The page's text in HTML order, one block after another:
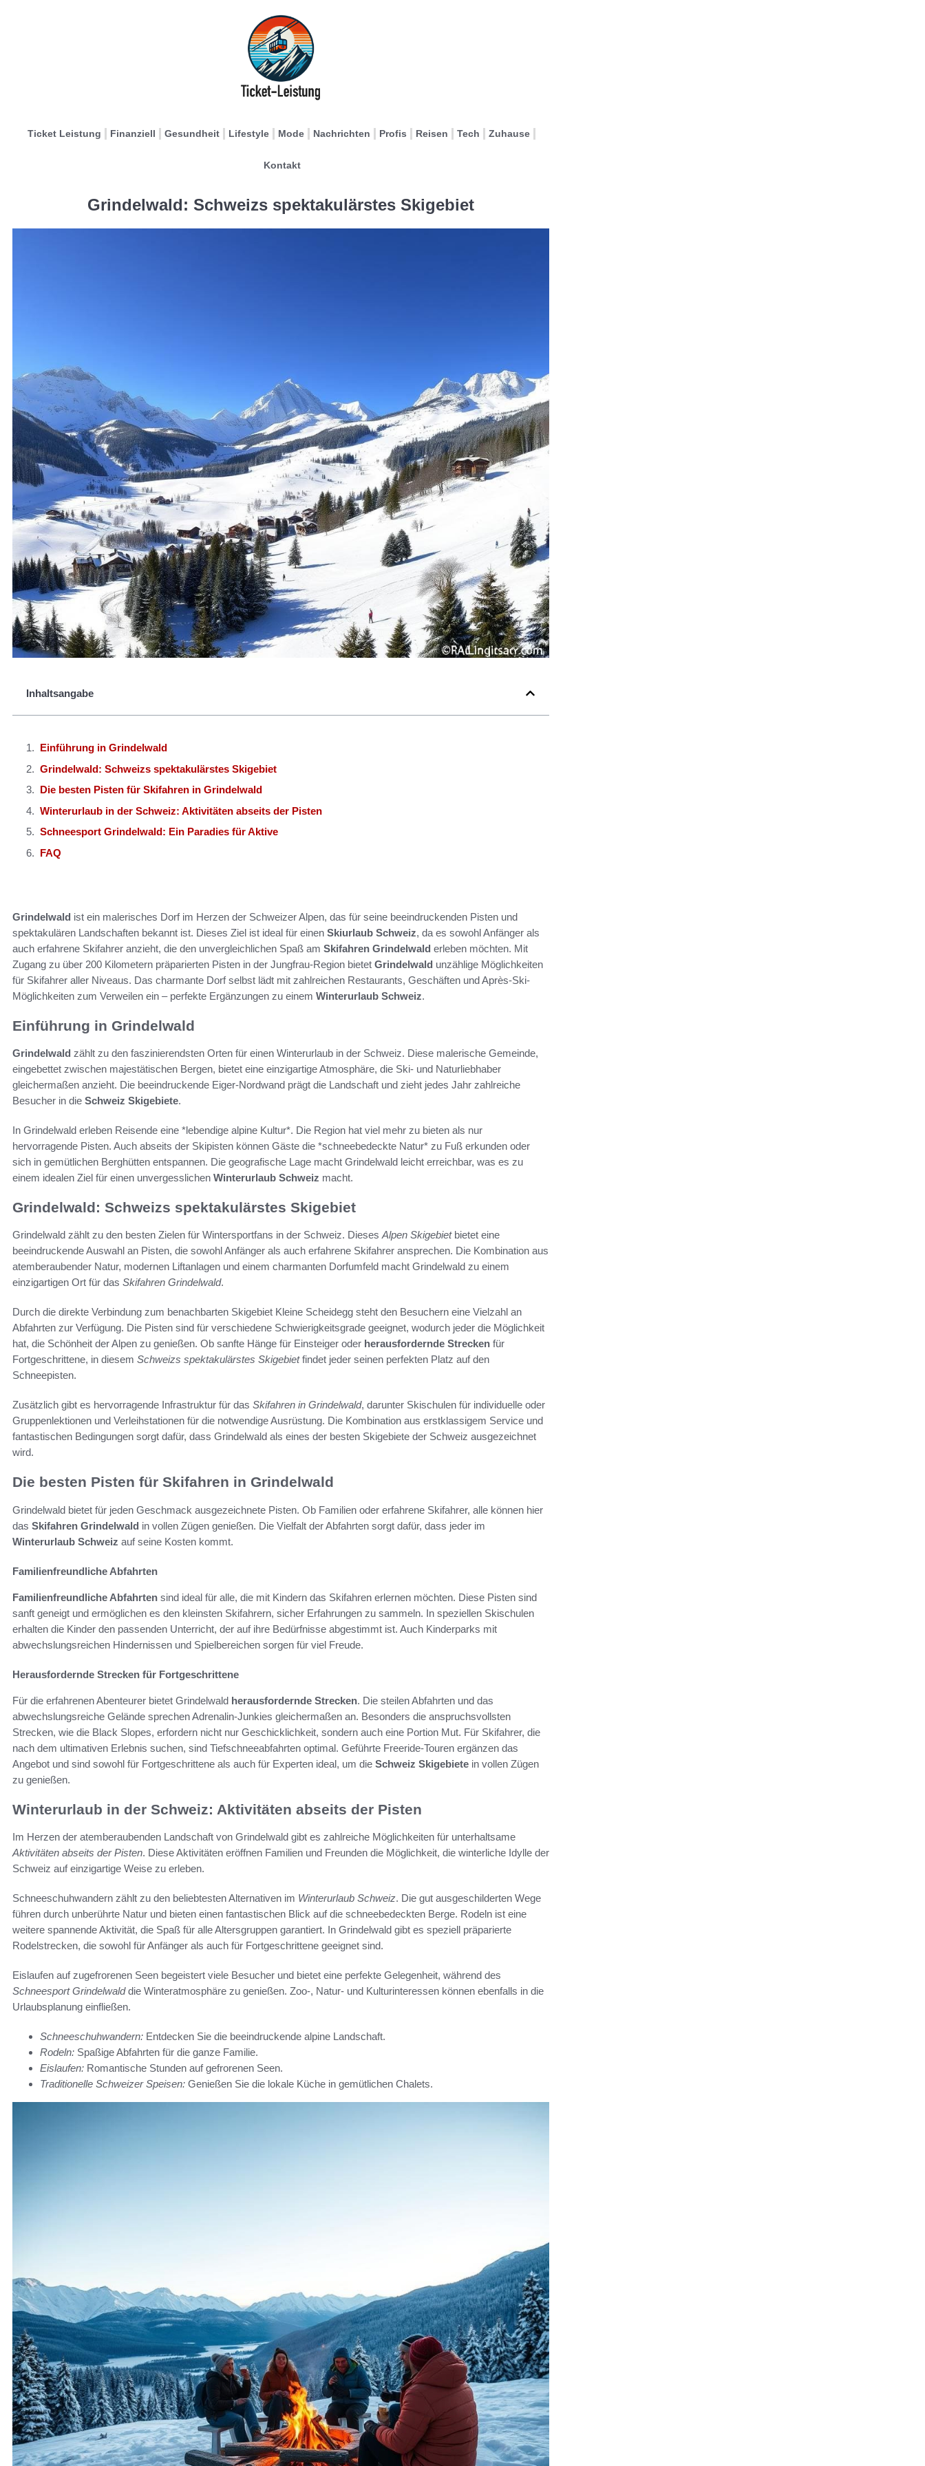
Ticket Leistung Finanziell Gesundheit Lifestyle Mode Nachrichten Profis Reisen Tech Zuhause
Kontakt
Grindelwald: Schweizs spektakulärstes Skigebiet
Inhaltsangabe
Einführung in Grindelwald
Grindelwald: Schweizs spektakulärstes Skigebiet
Die besten Pisten für Skifahren in Grindelwald
Winterurlaub in der Schweiz: Aktivitäten abseits der Pisten
Schneesport Grindelwald: Ein Paradies für Aktive
FAQ
Grindelwald ist ein malerisches Dorf im Herzen der Schweizer Alpen, das für seine beeindruckenden Pisten und
spektakulären Landschaften bekannt ist. Dieses Ziel ist ideal für einen Skiurlaub Schweiz, da es sowohl Anfänger als
auch erfahrene Skifahrer anzieht, die den unvergleichlichen Spaß am Skifahren Grindelwald erleben möchten. Mit
Zugang zu über 200 Kilometern präparierten Pisten in der Jungfrau-Region bietet Grindelwald unzählige Möglichkeiten
für Skifahrer aller Niveaus. Das charmante Dorf selbst lädt mit zahlreichen Restaurants, Geschäften und Après-Ski-
Möglichkeiten zum Verweilen ein – perfekte Ergänzungen zu einem Winterurlaub Schweiz.
Einführung in Grindelwald
Grindelwald zählt zu den faszinierendsten Orten für einen Winterurlaub in der Schweiz. Diese malerische Gemeinde,
eingebettet zwischen majestätischen Bergen, bietet eine einzigartige Atmosphäre, die Ski- und Naturliebhaber
gleichermaßen anzieht. Die beeindruckende Eiger-Nordwand prägt die Landschaft und zieht jedes Jahr zahlreiche
Besucher in die Schweiz Skigebiete.
In Grindelwald erleben Reisende eine *lebendige alpine Kultur*. Die Region hat viel mehr zu bieten als nur
hervorragende Pisten. Auch abseits der Skipisten können Gäste die *schneebedeckte Natur* zu Fuß erkunden oder
sich in gemütlichen Berghütten entspannen. Die geografische Lage macht Grindelwald leicht erreichbar, was es zu
einem idealen Ziel für einen unvergesslichen Winterurlaub Schweiz macht.
Grindelwald: Schweizs spektakulärstes Skigebiet
Grindelwald zählt zu den besten Zielen für Wintersportfans in der Schweiz. Dieses Alpen Skigebietbietet eine
beeindruckende Auswahl an Pisten, die sowohl Anfänger als auch erfahrene Skifahrer ansprechen. Die Kombination aus
atemberaubender Natur, modernen Liftanlagen und einem charmanten Dorfumfeld macht Grindelwald zu einem
einzigartigen Ort für das Skifahren Grindelwald.
Durch die direkte Verbindung zum benachbarten Skigebiet Kleine Scheidegg steht den Besuchern eine Vielzahl an
Abfahrten zur Verfügung. Die Pisten sind für verschiedene Schwierigkeitsgrade geeignet, wodurch jeder die Möglichkeit
hat, die Schönheit der Alpen zu genießen. Ob sanfte Hänge für Einsteiger oder herausfordernde Strecken für
Fortgeschrittene, in diesem Schweizs spektakulärstes Skigebietfindet jeder seinen perfekten Platz auf den
Schneepisten.
Zusätzlich gibt es hervorragende Infrastruktur für das Skifahren in Grindelwald, darunter Skischulen für individuelle oder
Gruppenlektionen und Verleihstationen für die notwendige Ausrüstung. Die Kombination aus erstklassigem Service und
fantastischen Bedingungen sorgt dafür, dass Grindelwald als eines der besten Skigebiete der Schweiz ausgezeichnet
wird.
Die besten Pisten für Skifahren in Grindelwald
Grindelwald bietet für jeden Geschmack ausgezeichnete Pisten. Ob Familien oder erfahrene Skifahrer, alle können hier
das Skifahren Grindelwald in vollen Zügen genießen. Die Vielfalt der Abfahrten sorgt dafür, dass jeder im
Winterurlaub Schweiz auf seine Kosten kommt.
Familienfreundliche Abfahrten
Familienfreundliche Abfahrten sind ideal für alle, die mit Kindern das Skifahren erlernen möchten. Diese Pisten sind
sanft geneigt und ermöglichen es den kleinsten Skifahrern, sicher Erfahrungen zu sammeln. In speziellen Skischulen
erhalten die Kinder den passenden Unterricht, der auf ihre Bedürfnisse abgestimmt ist. Auch Kinderparks mit
abwechslungsreichen Hindernissen und Spielbereichen sorgen für viel Freude.
Herausfordernde Strecken für Fortgeschrittene
Für die erfahrenen Abenteurer bietet Grindelwald herausfordernde Strecken. Die steilen Abfahrten und das
abwechslungsreiche Gelände sprechen Adrenalin-Junkies gleichermaßen an. Besonders die anspruchsvollsten
Strecken, wie die Black Slopes, erfordern nicht nur Geschicklichkeit, sondern auch eine Portion Mut. Für Skifahrer, die
nach dem ultimativen Erlebnis suchen, sind Tiefschneeabfahrten optimal. Geführte Freeride-Touren ergänzen das
Angebot und sind sowohl für Fortgeschrittene als auch für Experten ideal, um die Schweiz Skigebiete in vollen Zügen
zu genießen.
Winterurlaub in der Schweiz: Aktivitäten abseits der Pisten
Im Herzen der atemberaubenden Landschaft von Grindelwald gibt es zahlreiche Möglichkeiten für unterhaltsame
Aktivitäten abseits der Pisten. Diese Aktivitäten eröffnen Familien und Freunden die Möglichkeit, die winterliche Idylle der
Schweiz auf einzigartige Weise zu erleben.
Schneeschuhwandern zählt zu den beliebtesten Alternativen im Winterurlaub Schweiz. Die gut ausgeschilderten Wege
führen durch unberührte Natur und bieten einen fantastischen Blick auf die schneebedeckten Berge. Rodeln ist eine
weitere spannende Aktivität, die Spaß für alle Altersgruppen garantiert. In Grindelwald gibt es speziell präparierte
Rodelstrecken, die sowohl für Anfänger als auch für Fortgeschrittene geeignet sind.
Eislaufen auf zugefrorenen Seen begeistert viele Besucher und bietet eine perfekte Gelegenheit, während des
Schneesport Grindelwalddie Winteratmosphäre zu genießen. Zoo-, Natur- und Kulturinteressen können ebenfalls in die
Urlaubsplanung einfließen.
Schneeschuhwandern: Entdecken Sie die beeindruckende alpine Landschaft.
Rodeln: Spaßige Abfahrten für die ganze Familie.
Eislaufen: Romantische Stunden auf gefrorenen Seen.
Traditionelle Schweizer Speisen: Genießen Sie die lokale Küche in gemütlichen Chalets.